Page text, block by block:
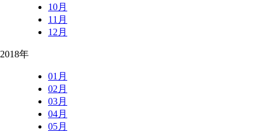
10月
11月
12月
2018年
01月
02月
03月
04月
05月